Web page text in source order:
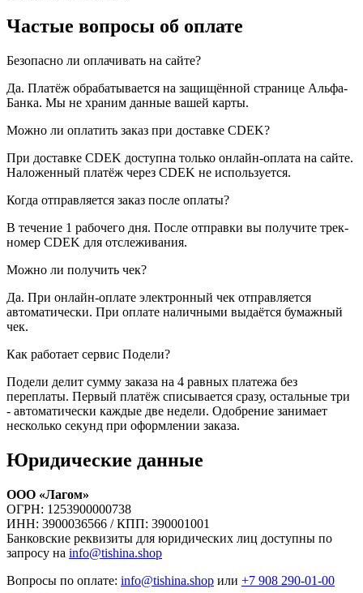
Частые вопросы об оплате
Безопасно ли оплачивать на сайте?
Да. Платёж обрабатывается на защищённой странице Альфа-
Банка. Мы не храним данные вашей карты.
Можно ли оплатить заказ при доставке CDEK?
При доставке CDEK доступна только онлайн-оплата на сайте.
Наложенный платёж через CDEK не используется.
Когда отправляется заказ после оплаты?
В течение 1 рабочего дня. После отправки вы получите трек-
номер CDEK для отслеживания.
Можно ли получить чек?
Да. При онлайн-оплате электронный чек отправляется
автоматически. При оплате наличными выдаётся бумажный
чек.
Как работает сервис Подели?
Подели делит сумму заказа на 4 равных платежа без
переплаты. Первый платёж списывается сразу, остальные три
- автоматически каждые две недели. Одобрение занимает
несколько секунд при оформлении заказа.
Юридические данные
ООО «Лагом»
ОГРН: 1253900000738
ИНН: 3900036566 / КПП: 390001001
Банковские реквизиты для юридических лиц доступны по
запросу на info@tishina.shop
Вопросы по оплате: info@tishina.shop или +7 908 290-01-00